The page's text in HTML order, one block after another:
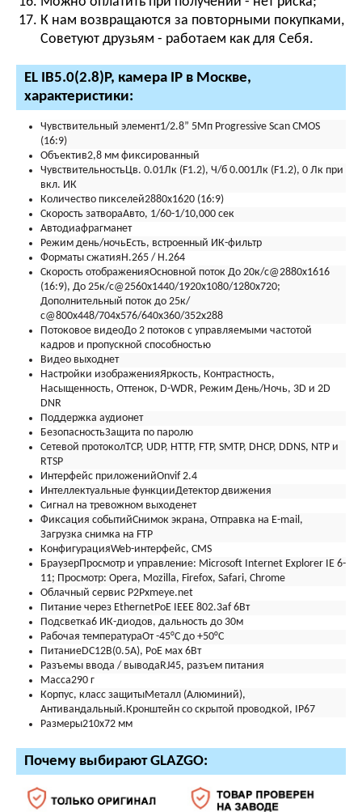
К нам возвращаются за повторными покупками,
Советуют друзьям - работаем как для Себя.
EL IB5.0(2.8)P, камера IP в Москве,
характеристики:
Чувствительный элемент1/2.8” 5Мп Progressive Scan CMOS
(16:9)
Объектив2,8 мм фиксированный
Чувствительность Цв. 0.01Лк (F1.2), Ч/б 0.001Лк (F1.2), 0 Лк при
вкл. ИК
Количество пикселей2880х1620 (16:9)
Скорость затвораАвто, 1/60-1/10,000 сек
Автодиафрагманет
Режим день/ночь Есть, встроенный ИК-фильтр
Форматы сжатия H.265 / H.264
Скорость отображенияОсновной поток До 20к/с@2880х1616
(16:9), До 25к/с@2560x1440/1920х1080/1280x720;
Дополнительный поток до 25к/
с@800x448/704х576/640x360/352х288
Потоковое видеоДо 2 потоков с управляемыми частотой
кадров и пропускной способностью
Видео выходнет
Настройки изображенияЯркость, Контрастность,
Насыщенность, Оттенок, D-WDR, Режим День/Ночь, 3D и 2D
DNR
Поддержка аудионет
БезопасностьЗащита по паролю
Сетевой протоколTCP, UDP, HTTP, FTP, SMTP, DHCP, DDNS, NTP и
RTSP
Интерфейс приложенийOnvif 2.4
Интеллектуальные функцииДетектор движения
Сигнал на тревожном выходенет
Фиксация событийСнимок экрана, Отправка на E-mail,
Загрузка снимка на FTP
КонфигурацияWeb-интерфейс, CMS
БраузерПросмотр и управление: Microsoft Internet Explorer IE 6-
11; Просмотр: Opera, Mozilla, Firefox, Safari, Chrome
Облачный сервис P2Pxmeye.net
Питание через EthernetPoE IEEE 802.3af 6Вт
Подсветка6 ИК-диодов, дальность до 30м
Рабочая температураОт -45°С до +50°С
ПитаниеDC12В(0.5А), PoE мах 6Вт
Разъемы ввода / вывода RJ45, разъем питания
Масса290 г
Корпус, класс защитыМеталл (Алюминий),
Антивандальный.Кронштейн со скрытой проводкой, IP67
Размеры210х72 мм
Почему выбирают GLAZGO: